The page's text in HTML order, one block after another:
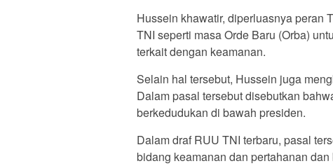
Hussein khawatir, diperluasnya peran
TNI seperti masa Orde Baru (Orba)
terkait dengan keamanan.
Selain hal tersebut, Hussein juga
Dalam pasal tersebut disebutkan
berkedudukan di bawah presiden.
Dalam draf RUU TNI terbaru, pasal
bidang keamanan dan pertahanan